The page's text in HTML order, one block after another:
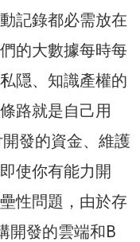
記錄都必需放在
的大數據每時每
隠、知識產權的
路就是自己用
發的資金、維護
使你有能力開
性問題，由於存
開發的雲端和B